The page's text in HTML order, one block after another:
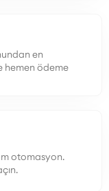
en
hemen ödeme
otomasyon.